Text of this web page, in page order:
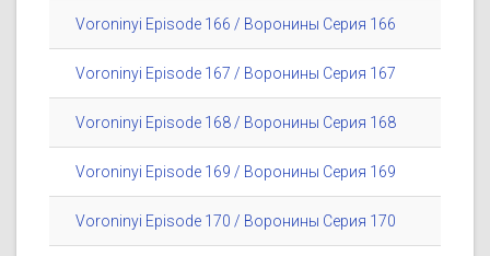
Voroninyi Episode 166 / Воронины Серия 166
Voroninyi Episode 167 / Воронины Серия 167
Voroninyi Episode 168 / Воронины Серия 168
Voroninyi Episode 169 / Воронины Серия 169
Voroninyi Episode 170 / Воронины Серия 170